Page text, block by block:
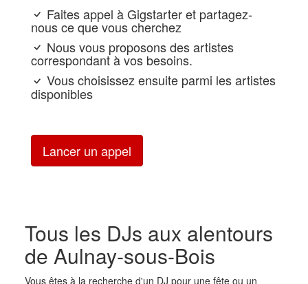
Faites appel à Gigstarter et partagez-
nous ce que vous cherchez
Nous vous proposons des artistes
correspondant à vos besoins.
Vous choisissez ensuite parmi les artistes
disponibles
Lancer un appel
Tous les DJs aux alentours
de Aulnay-sous-Bois
Vous êtes à la recherche d'un DJ pour une fête ou un